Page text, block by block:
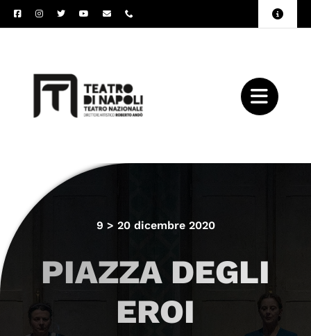
Salta
al
Toggle
9 > 20 dicembre 2020
PIAZZA DEGLI
EROI